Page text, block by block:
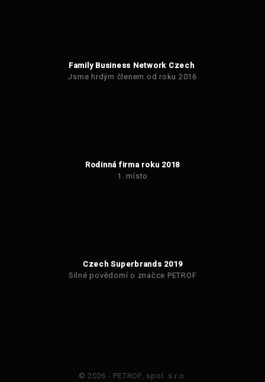
Family Business Network Czech
Jsme hrdým členem od roku 2016
Rodinná firma roku 2018
1. místo
Czech Superbrands 2019
Silné povědomí o značce PETROF
© 2026 - PETROF, spol. s r.o.